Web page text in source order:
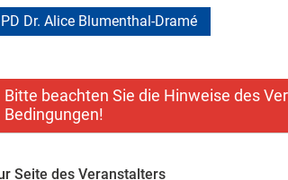
PD Dr. Alice Blumenthal-Dramé
Bitte beachten Sie die Hinweise des
Bedingungen!
Seite des Veranstalters